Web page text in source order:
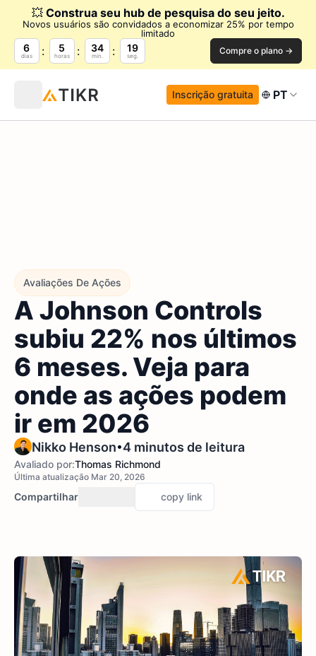
💥 Construa seu hub de pesquisa do seu jeito.
Novos usuários são convidados a economizar 25% por tempo
limitado
6
dias
5
horas
34
min.
18
seg. Compre o plano →
Inscrição gratuita PT
Avaliações De Ações
A Johnson Controls
subiu 22% nos últimos
6 meses. Veja para
onde as ações podem
ir em 2026
Nikko Henson•4 minutos de leitura
Avaliado por:Thomas Richmond
Última atualização Mar 20, 2026
Compartilhar copy link